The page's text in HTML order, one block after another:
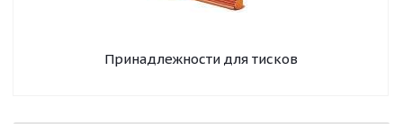
Принадлежности для тисков